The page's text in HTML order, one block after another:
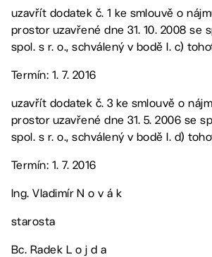
uzavřít dodatek č. 1 ke smlouvě o
prostor uzavřené dne 31. 10. 2008 se
spol. s r. o., schválený v bodě I. c)
Termín: 1. 7. 2016
uzavřít dodatek č. 3 ke smlouvě o
prostor uzavřené dne 31. 5. 2006 se
spol. s r. o., schválený v bodě I. d)
Termín: 1. 7. 2016
Ing. Vladimír N o v á k
starosta
Bc. Radek L o j d a